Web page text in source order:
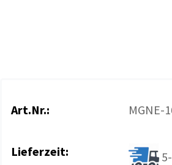
Art.Nr.: MGNE-
Lieferzeit: